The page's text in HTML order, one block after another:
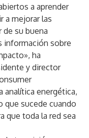
a aprender
a mejorar las
de su buena
información sobre
ha
y director
analítica energética,
que sucede cuando
que toda la red sea